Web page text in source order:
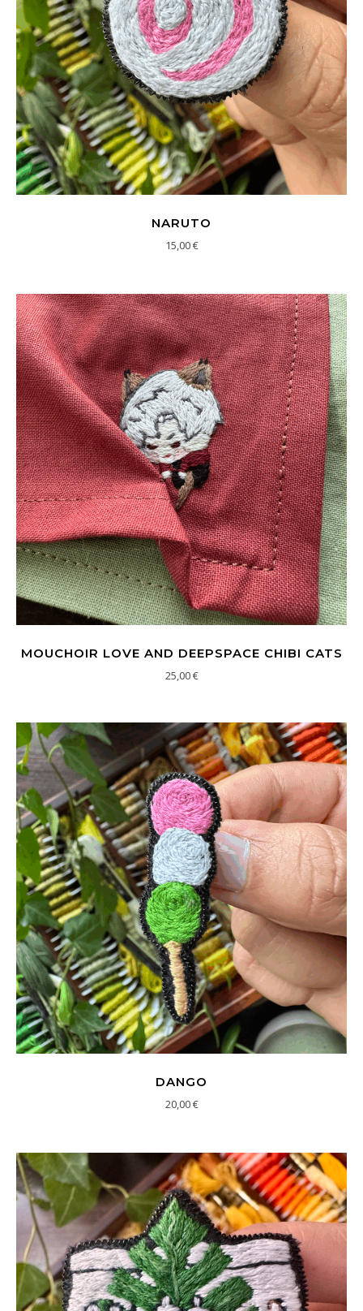
NARUTO
15,00€
MOUCHOIR LOVE AND DEEPSPACE CHIBI CATS
25,00€
DANGO
20,00€